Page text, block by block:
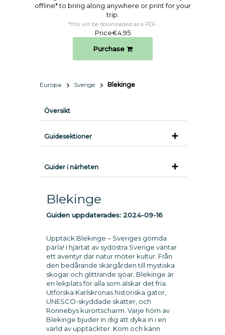
offline* to bring along anywhere or print for your
trip.​
*this will be downloaded as a PDF.
Price€4,95
Purchase
Europa Sverige Blekinge
Översikt
Guidesektioner
Guider i närheten
Blekinge
Guiden uppdaterades: 2024-09-16
Upptäck Blekinge – Sveriges gömda
pärla! I hjärtat av sydöstra Sverige väntar
ett äventyr där natur möter kultur. Från
den bedårande skärgården till mystiska
skogar och glittrande sjöar, Blekinge är
en lekplats för alla som älskar det fria.
Utforska Karlskronas historiska gator,
UNESCO-skyddade skatter, och
Ronnebys kurortscharm. Varje hörn av
Blekinge bjuder in dig att dyka in i en
värld av upptäckter. Kom och känn